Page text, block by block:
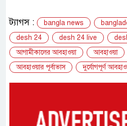
ট্যাগস : bangla news
desh 24
desh 24 live
আগামীকালের আবহাওয়া
আবহাওয়া
আবহাওয়ার পূর্বাভাস
দুর্যোগপূর্ণ